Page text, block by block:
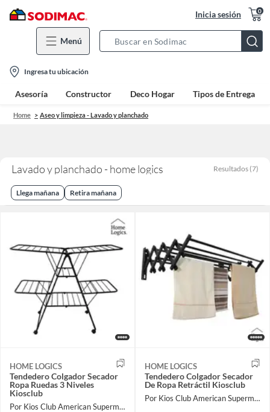
Inicia sesión 0
Menú
Bar
location-
icon
Ingresa tu ubicación
Asesoría Constructor Deco Hogar Tipos de Entrega
Home Aseo y limpieza - Lavado y planchado
Lavado y planchado - home logics Resultados (7)
Llega mañana Retira mañana
HOME LOGICS
Tendedero Colgador Secador
Ropa Ruedas 3 Niveles
Kiosclub
Por Kios Club American Supermarket
HOME LOGICS
Tendedero Colgador Secador
De Ropa Retráctil Kiosclub
Por Kios Club American Supermarket